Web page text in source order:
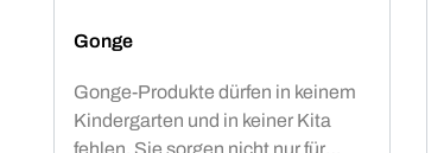
Gonge
Gonge-Produkte dürfen in keinem
Kindergarten und in keiner Kita
fehlen. Sie sorgen nicht nur für